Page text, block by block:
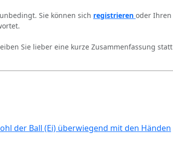
Sie können sich registrieren oder Ihren
Sie lieber eine kurze Zusammenfassung statt
der Ball (Ei) überwiegend mit den Händen